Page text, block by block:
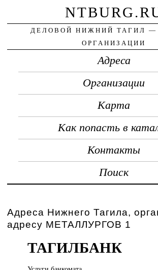
ДЕЛОВОЙ НИЖНИЙ ТАГИЛ —
ОРГАНИЗАЦИИ
Адреса
Организации
Карта
Как попасть в
Контакты
Поиск
Адреса Нижнего Тагила,
адресу МЕТАЛЛУРГОВ 1
ТАГИЛБАНК